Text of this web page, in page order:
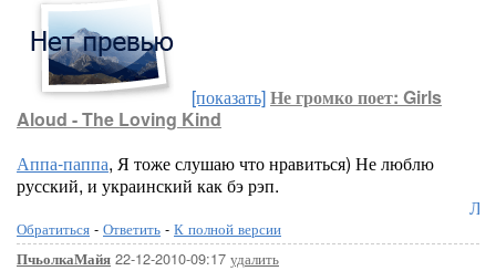
[показать]Не громко поет: Girls
Aloud - The Loving Kind
Аппа-паппа, Я тоже слушаю что нравиться) Не люблю
русский, и украинский как бэ рэп.
Обратиться - Ответить - К полной версии
ПчьолкаМайя 22-12-2010-09:17 удалить